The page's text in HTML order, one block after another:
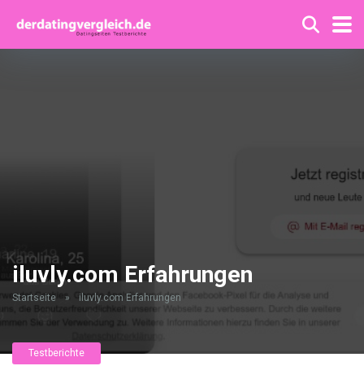
iluvly.com Erfahrungen
Startseite » iluvly.com Erfahrungen
Testberichte